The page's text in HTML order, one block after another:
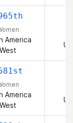
America
West
America
West